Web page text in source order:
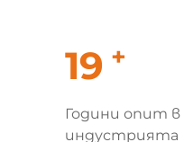
20 +
Години опит в
индустрията